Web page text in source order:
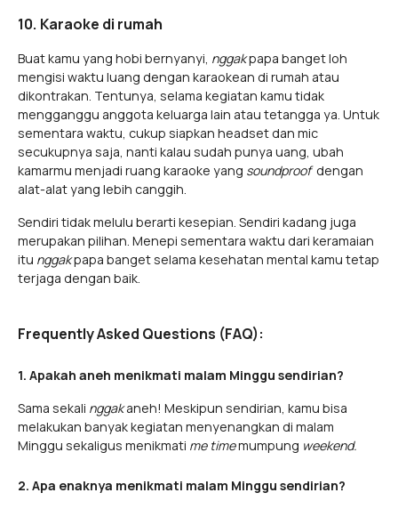
10. Karaoke di rumah
Buat kamu yang hobi bernyanyi, nggakpapa banget loh
mengisi waktu luang dengan karaokean di rumah atau
dikontrakan. Tentunya, selama kegiatan kamu tidak
mengganggu anggota keluarga lain atau tetangga ya. Untuk
sementara waktu, cukup siapkan headset dan mic
secukupnya saja, nanti kalau sudah punya uang, ubah
kamarmu menjadi ruang karaoke yang soundproofdengan
alat-alat yang lebih canggih.
Sendiri tidak melulu berarti kesepian. Sendiri kadang juga
merupakan pilihan. Menepi sementara waktu dari keramaian
itu nggakpapa banget selama kesehatan mental kamu tetap
terjaga dengan baik.
Frequently Asked Questions (FAQ):
1. Apakah aneh menikmati malam Minggu sendirian?
Sama sekali nggakaneh! Meskipun sendirian, kamu bisa
melakukan banyak kegiatan menyenangkan di malam
Minggu sekaligus menikmati me timemumpung weekend.
2. Apa enaknya menikmati malam Minggu sendirian?